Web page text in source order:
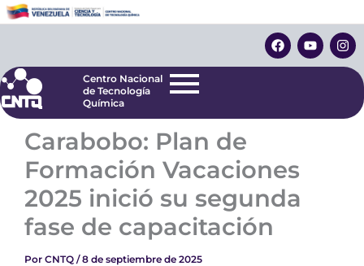
al
F
a
c
o
Y
o
u
e
I
n
s
r
Centro Nacional
de Tecnología
Centro Nacional
de Tecnología
Química
Carabobo: Plan de
Formación Vacaciones
2025 inició su segunda
fase de capacitación
Por CNTQ /8 de septiembre de 2025